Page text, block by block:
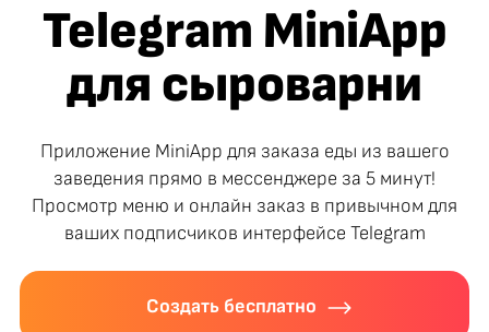
Telegram MiniApp
для сыроварни
Приложение MiniApp для заказа еды из вашего
заведения прямо в мессенджере за 5 минут!
Просмотр меню и онлайн заказ в привычном для
ваших подписчиков интерфейсе Telegram
Создать бесплатно